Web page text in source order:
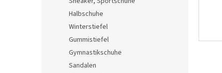
Halbschuhe
Winterstiefel
Gummistiefel
Gymnastikschuhe
Sandalen